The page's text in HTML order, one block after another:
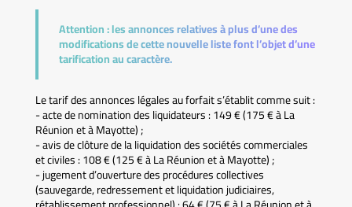
Attention :les annonces relatives à plus d’une des
modifications de cette nouvelle liste font l’objet d’une
tarification au caractère.
Le tarif des annonces légales au forfait s’établit comme suit :
- acte de nomination des liquidateurs : 149 € (175 € à La
Réunion et à Mayotte) ;
- avis de clôture de la liquidation des sociétés commerciales
et civiles : 108 € (125 € à La Réunion et à Mayotte) ;
- jugement d’ouverture des procédures collectives
(sauvegarde, redressement et liquidation judiciaires,